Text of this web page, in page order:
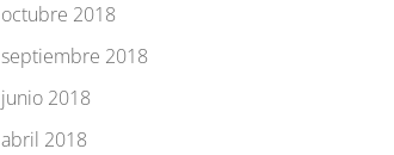
octubre 2018
septiembre 2018
junio 2018
abril 2018